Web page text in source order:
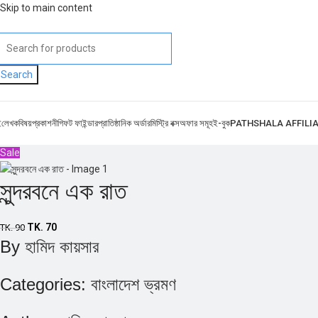
Skip to main content
Search
লেখকবিষয়প্রকাশনীগিফট ফাইন্ডারপ্রাতিষ্ঠানিক অর্ডারমিস্ট্রি বক্সঅফার সমূহই-বুকPATHSHALA
Sale
সুন্দরবনে এক রাত
TK.90 TK. 70
By হামিদ কায়সার
Categories: বাংলাদেশ ভ্রমণ